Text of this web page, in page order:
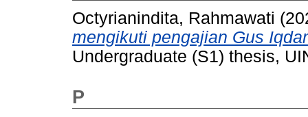
Octyrianindita, Rahmawati
mengikuti pengajian Gus
Undergraduate (S1) thesis,
P